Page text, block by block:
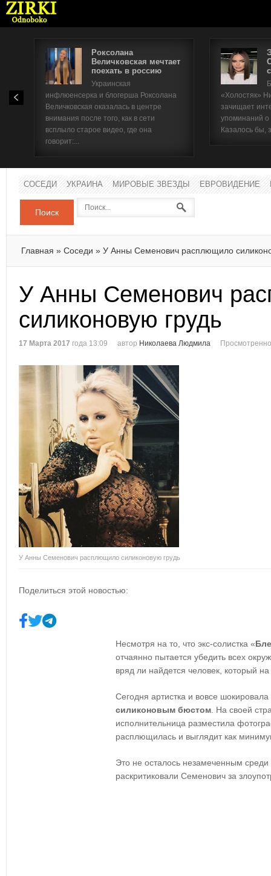
Роксолана
Величковская мечтает
поехать в россию
Украинская
инфлюенсерка и блогерша Роксолана
Величковская оказалась в центре
внимания после того, как в сети
всплыло старое видео, где она
говорит:...
«Холостяк»
зачищает
упоминаний
Казалось бы,
СОСЕДИ УКРАИНА МИРОВЫЕ ЗВЕЗДЫ ЕВРОВИДЕНИЕ
Поиск
Главная » Соседи » У Анны Семенович расплющило
У Анны Семенович
силиконовую грудь
17 Марта 2017 года 13:09 автор Николаева Людмила
У Анны Семенович расплющило силиконовую грудь
Поделиться этой новостью:
Несмотря на то, что экс-солистка «
отчаянно пытается убедить всех
вряд ли найдется человек, который
Сегодня артистка и вовсе
силиконовым бюстом . На своей
исполнительница разместила
расплющилась и выглядит как
Это не осталось незамеченным среди
раскритиковали Семенович за
Имя